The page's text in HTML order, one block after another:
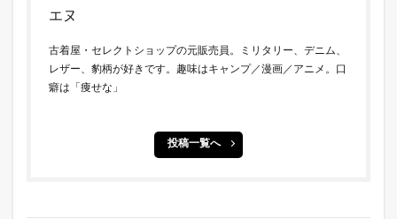
エヌ
古着屋・セレクトショップの元販売員。ミリタリー、デニム、
レザー、豹柄が好きです。趣味はキャンプ／漫画／アニメ。口
癖は「痩せな」
投稿一覧へ